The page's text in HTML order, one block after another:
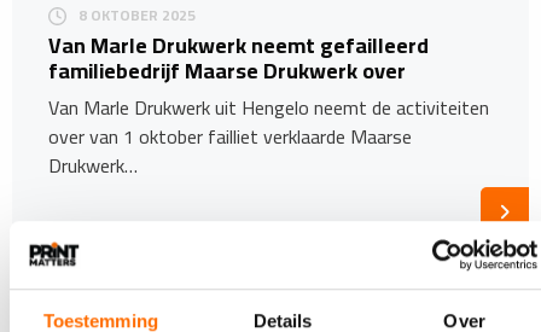
Toestemming Details Over
8 OKTOBER 2025
Van Marle Drukwerk neemt gefailleerd
familiebedrijf Maarse Drukwerk over
Van Marle Drukwerk uit Hengelo neemt de activiteiten
over van 1 oktober failliet verklaarde Maarse
Drukwerk…